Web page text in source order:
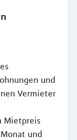
und
Vermieter
Mietpreis
und